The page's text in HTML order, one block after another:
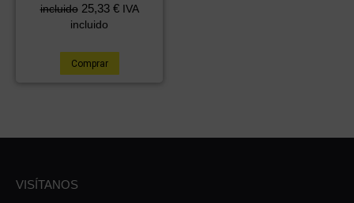
incluido 25,33 € IVA
incluido
Comprar
VISÍTANOS